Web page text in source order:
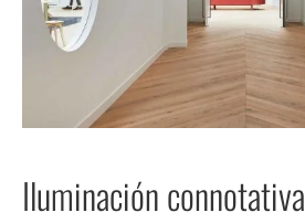
Iluminación connotativa